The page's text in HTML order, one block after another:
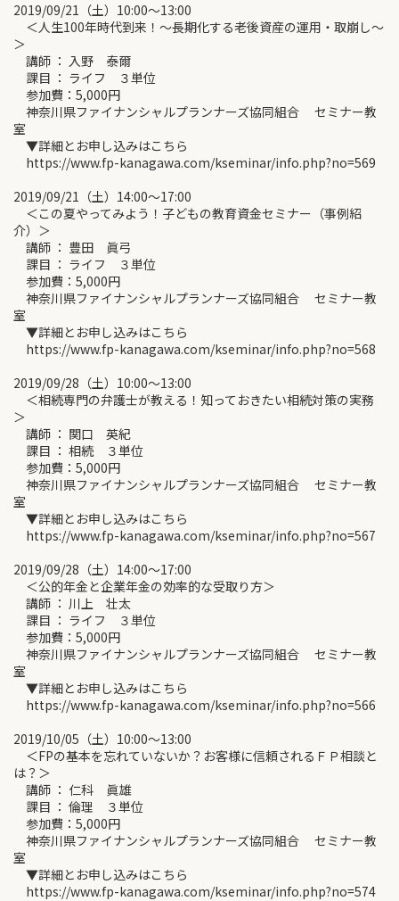
2019/09/21（土）10:00～13:00
＜人生100年時代到来！～長期化する老後資産の運用・取崩し～
＞
講師 ： 入野 泰爾
課目 ： ライフ ３単位
参加費：5,000円
神奈川県ファイナンシャルプランナーズ協同組合 セミナー教
室
▼詳細とお申し込みはこちら
https://www.fp-kanagawa.com/kseminar/info.php?no=569
2019/09/21（土）14:00～17:00
＜この夏やってみよう！子どもの教育資金セミナー（事例紹
介）＞
講師 ： 豊田 眞弓
課目 ： ライフ ３単位
参加費：5,000円
神奈川県ファイナンシャルプランナーズ協同組合 セミナー教
室
▼詳細とお申し込みはこちら
https://www.fp-kanagawa.com/kseminar/info.php?no=568
2019/09/28（土）10:00～13:00
＜相続専門の弁護士が教える！知っておきたい相続対策の実務
＞
講師 ： 関口 英紀
課目 ： 相続 ３単位
参加費：5,000円
神奈川県ファイナンシャルプランナーズ協同組合 セミナー教
室
▼詳細とお申し込みはこちら
https://www.fp-kanagawa.com/kseminar/info.php?no=567
2019/09/28（土）14:00～17:00
＜公的年金と企業年金の効率的な受取り方＞
講師 ： 川上 壮太
課目 ： ライフ ３単位
参加費：5,000円
神奈川県ファイナンシャルプランナーズ協同組合 セミナー教
室
▼詳細とお申し込みはこちら
https://www.fp-kanagawa.com/kseminar/info.php?no=566
2019/10/05（土）10:00～13:00
＜FPの基本を忘れていないか？お客様に信頼されるＦＰ相談と
は？＞
講師 ： 仁科 眞雄
課目 ： 倫理 ３単位
参加費：5,000円
神奈川県ファイナンシャルプランナーズ協同組合 セミナー教
室
▼詳細とお申し込みはこちら
https://www.fp-kanagawa.com/kseminar/info.php?no=574